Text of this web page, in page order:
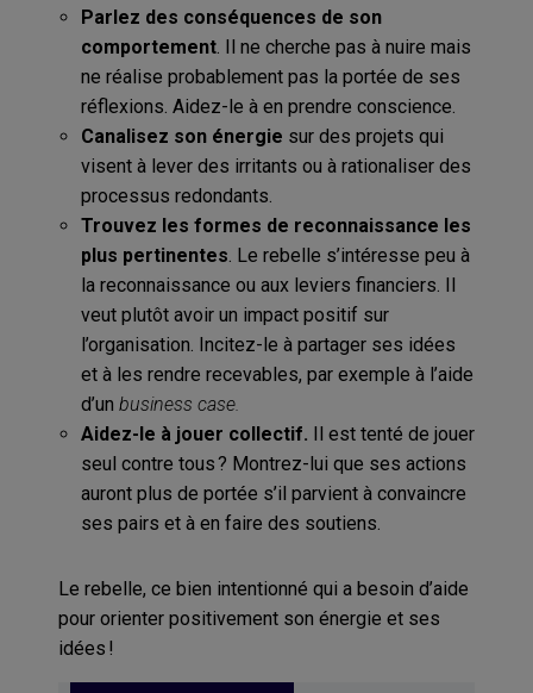
Parlez des conséquences de son
comportement. Il ne cherche pas à nuire mais
ne réalise probablement pas la portée de ses
réflexions. Aidez-le à en prendre conscience.
Canalisez son énergie sur des projets qui
visent à lever des irritants ou à rationaliser des
processus redondants.
Trouvez les formes de reconnaissance les
plus pertinentes. Le rebelle s’intéresse peu à
la reconnaissance ou aux leviers financiers. Il
veut plutôt avoir un impact positif sur
l’organisation. Incitez-le à partager ses idées
et à les rendre recevables, par exemple à l’aide
d’un business case.
Aidez-le à jouer collectif. Il est tenté de jouer
seul contre tous ? Montrez-lui que ses actions
auront plus de portée s’il parvient à convaincre
ses pairs et à en faire des soutiens.
Le rebelle, ce bien intentionné qui a besoin d’aide
pour orienter positivement son énergie et ses
idées !